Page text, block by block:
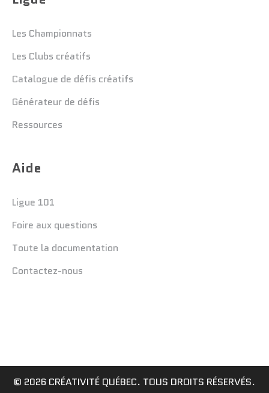
Les Championnats
Les Clubs créatifs
Catalogue de défis créatifs
Générateur de défis
Ressources
Aide
Ligue 101
Foire aux questions
Toute la documentation
Contactez-nous
© 2026 CRÉATIVITÉ QUÉBEC. TOUS DROITS RÉSERVÉS.